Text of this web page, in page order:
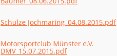
Schulze Jochmaring_04.08.2015.pdf
Motorsportclub Münster e.V.
DMV_15.07.2015.pdf